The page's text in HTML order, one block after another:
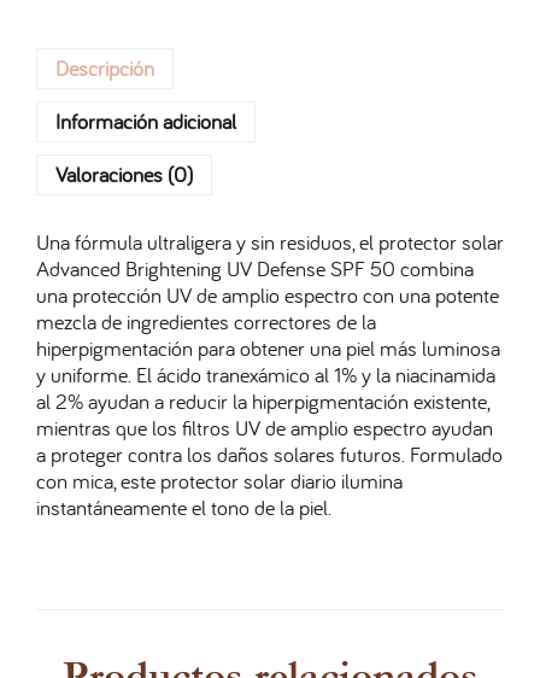
Descripción
Información adicional
Valoraciones (0)
Una fórmula ultraligera y sin residuos, el protector solar
Advanced Brightening UV Defense SPF 50 combina
una protección UV de amplio espectro con una potente
mezcla de ingredientes correctores de la
hiperpigmentación para obtener una piel más luminosa
y uniforme. El ácido tranexámico al 1% y la niacinamida
al 2% ayudan a reducir la hiperpigmentación existente,
mientras que los filtros UV de amplio espectro ayudan
a proteger contra los daños solares futuros. Formulado
con mica, este protector solar diario ilumina
instantáneamente el tono de la piel.